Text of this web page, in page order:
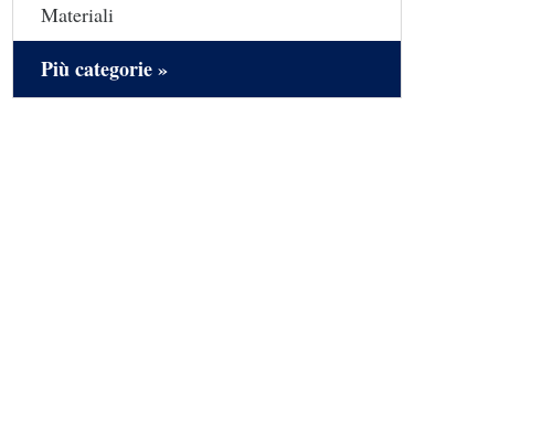
Materiali
Più categorie »